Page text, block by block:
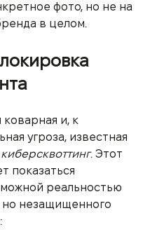
фото, но не на
в целом.
коварная и, к
угроза, известная
киберсквоттинг. Этот
показаться
реальностью
но незащищенного